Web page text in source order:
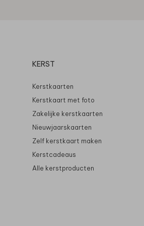
KERST
Kerstkaarten
Kerstkaart met foto
Zakelijke kerstkaarten
Nieuwjaarskaarten
Zelf kerstkaart maken
Kerstcadeaus
Alle kerstproducten